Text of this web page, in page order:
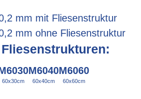
mm mit Fliesenstruktur
mm ohne Fliesenstruktur
60x30cm
M6040
60x40cm
M6060
60x60cm